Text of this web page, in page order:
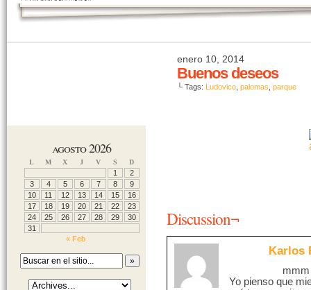
enero 10, 2014
Buenos deseos
└ Tags: Ludovico palomas parque
agosto 2026
L M X J V S D
1
2
3
4 5 6 7 8
9
10
11 12 13 14 15
16
17
18 19 20 21 22
23
24
25 26 27 28 29
30
31
« Feb
Discussion¬
Karlos
Yo pienso que